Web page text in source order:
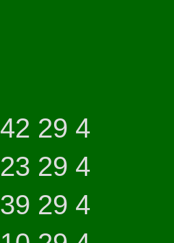
42 29 4
23 29 4
39 29 4